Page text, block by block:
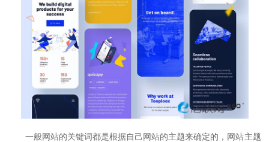
一般网站的关键词都是根据自己网站的主题来确定的，网站主题